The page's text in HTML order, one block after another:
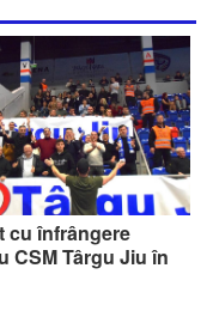
cu înfrângere
CSM Târgu Jiu în